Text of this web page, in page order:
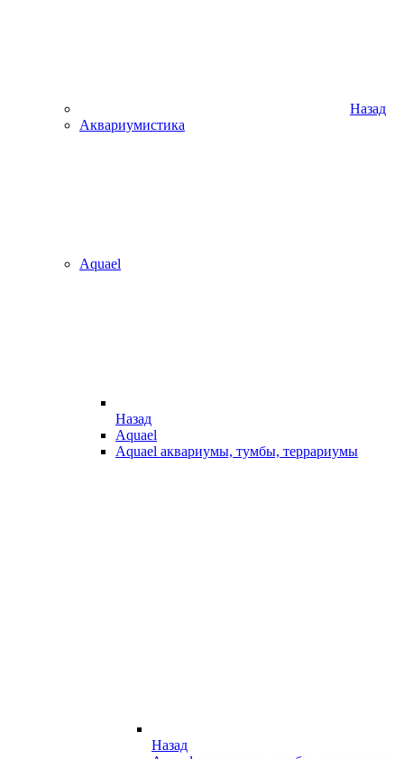
Назад
Аквариумистика
Aquael
Назад
Aquael
Aquael аквариумы, тумбы, террариумы
Назад